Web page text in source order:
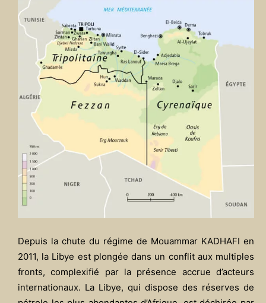
Depuis la chute du régime de Mouammar KADHAFI en
2011, la Libye est plongée dans un conflit aux multiples
fronts, complexifié par la présence accrue d’acteurs
internationaux. La Libye, qui dispose des réserves de